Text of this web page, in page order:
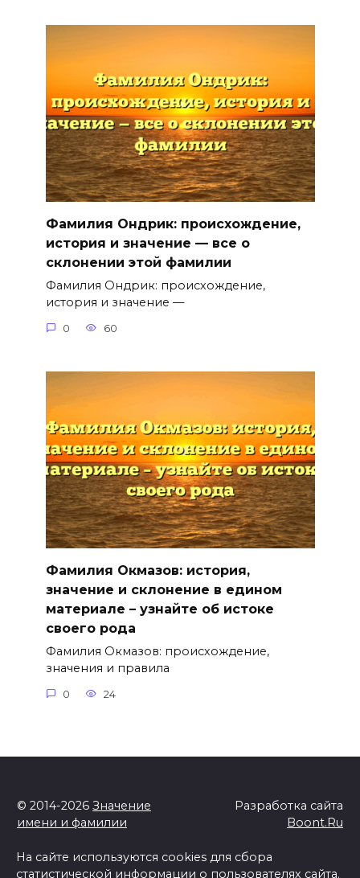
Фамилия Ондрик: происхождение,
история и значение — все о
склонении этой фамилии
Фамилия Ондрик: происхождение,
история и значение —
0 60
Фамилия Окмазов: история,
значение и склонение в едином
материале – узнайте об истоке
своего рода
Фамилия Окмазов: происхождение,
значения и правила
0 24
© 2014-2026 Значение
имени и фамилии
Разработка сайта
Boont.Ru
На сайте используются cookies для сбора
статистической информации о пользователях сайта.